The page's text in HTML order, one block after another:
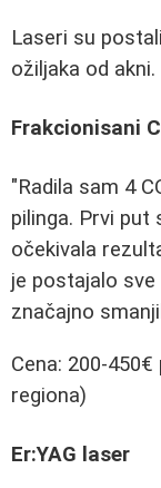
Laseri su
ožiljaka od
Frakcionisani
"Radila sam 4
pilinga. Prvi put
očekivala
je postajalo
značajno
Cena: 200-
regiona)
Er:YAG laser